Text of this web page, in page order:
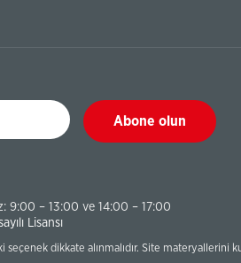
Abone olun
9:00 – 13:00 ve 14:00 – 17:00
Lisansı
dikkate alınmalıdır. Site